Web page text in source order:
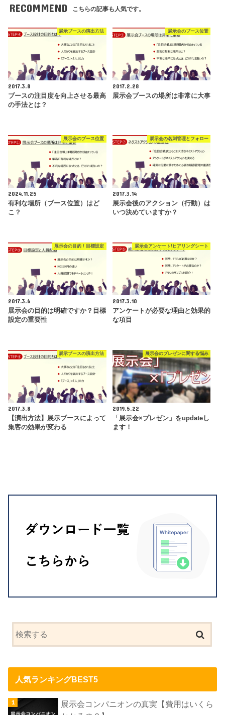
RECOMMEND こちらの記事も人気です。
展示ブースの演出方法
2017.3.8
ブースの注目度を向上させる最高
の手法とは？
展示会のブース位置
2017.2.28
展示会ブースの場所は非常に大事
展示会のブース位置
2024.11.25
有利な場所（ブース位置）はど
こ？
展示会の名刺管理とフォロー
2017.3.14
展示会後のアクション（行動）は
いつ決めていますか？
展示会の目的 / 目標設定
2017.3.6
展示会の目的は明確ですか？目標
設定の重要性
展示会アンケート/ヒアリングシート
2017.3.10
アンケートが必要な理由と効果的
な項目
展示ブースの演出方法
2017.3.8
【演出方法】展示ブースによって
集客の効果が変わる
展示会のプレゼンに関する悩み
2019.5.22
「展示会×プレゼン」をupdateし
ます！
人気ランキングBEST5
展示会コンパニオンの真実【費用はいくら